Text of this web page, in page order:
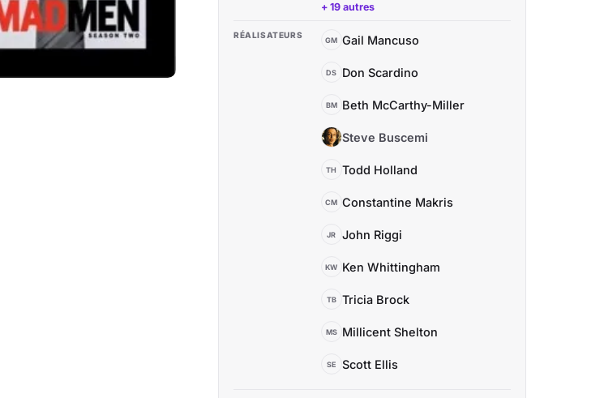
+ 19 autres
RÉALISATEURS GM Gail Mancuso
DS Don Scardino
BM Beth McCarthy-Miller
SB Steve Buscemi
TH Todd Holland
CM Constantine Makris
JR John Riggi
KW Ken Whittingham
TB Tricia Brock
MS Millicent Shelton
SE Scott Ellis